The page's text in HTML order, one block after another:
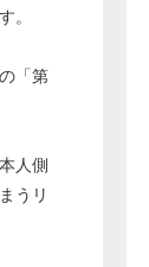
。
「第
人側
うリ